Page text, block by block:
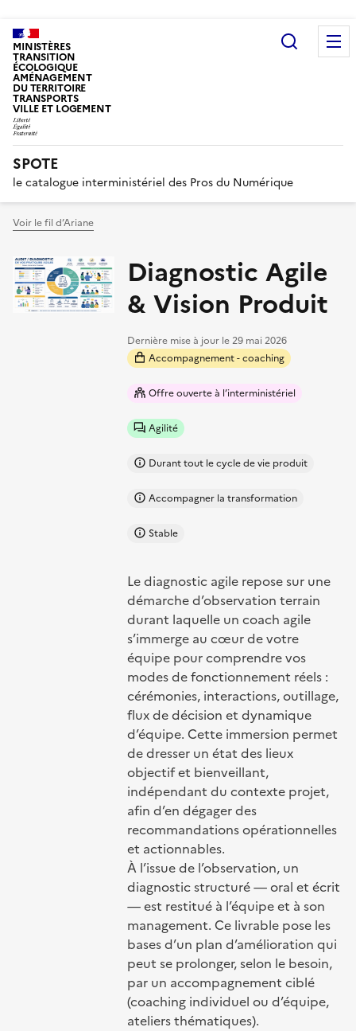
MINISTÈRES
TRANSITION
ÉCOLOGIQUE
AMÉNAGEMENT
DU TERRITOIRE
TRANSPORTS
VILLE ET LOGEMENT
SPOTE
le catalogue interministériel des Pros du Numérique
Voir le fil d’Ariane
Diagnostic Agile
& Vision Produit
Dernière mise à jour le29 mai 2026
Accompagnement - coaching
Offre ouverte à l’interministériel
Agilité
Durant tout le cycle de vie produit
Accompagner la transformation
Stable
Le diagnostic agile repose sur une
démarche d’observation terrain
durant laquelle un coach agile
s’immerge au cœur de votre
équipe pour comprendre vos
modes de fonctionnement réels :
cérémonies, interactions, outillage,
flux de décision et dynamique
d’équipe. Cette immersion permet
de dresser un état des lieux
objectif et bienveillant,
indépendant du contexte projet,
afin d’en dégager des
recommandations opérationnelles
et actionnables.
À l’issue de l’observation, un
diagnostic structuré — oral et écrit
— est restitué à l’équipe et à son
management. Ce livrable pose les
bases d’un plan d’amélioration qui
peut se prolonger, selon le besoin,
par un accompagnement ciblé
(coaching individuel ou d’équipe,
ateliers thématiques).